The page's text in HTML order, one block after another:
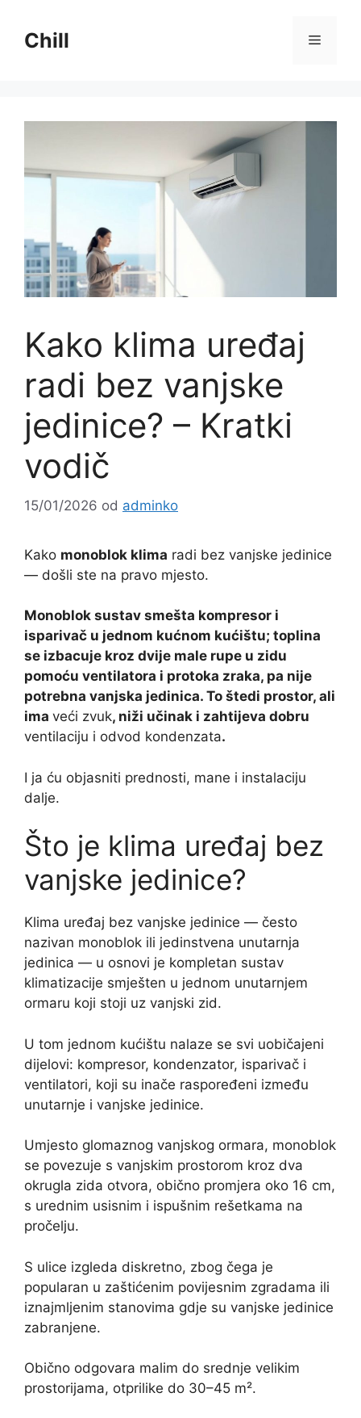
sadržajChill
Kako klima uređaj
radi bez vanjske
jedinice? – Kratki
vodič
15/01/2026 od adminko
Kako monoblok klima radi bez vanjske jedinice
— došli ste na pravo mjesto.
Monoblok sustav smešta kompresor i
isparivač u jednom kućnom kućištu; toplina
se izbacuje kroz dvije male rupe u zidu
pomoću ventilatora i protoka zraka, pa nije
potrebna vanjska jedinica. To štedi prostor, ali
ima veći zvuk, niži učinak i zahtijeva dobru
ventilaciju i odvod kondenzata.
I ja ću objasniti prednosti, mane i instalaciju
dalje.
Što je klima uređaj bez
vanjske jedinice?
Klima uređaj bez vanjske jedinice — često
nazivan monoblok ili jedinstvena unutarnja
jedinica — u osnovi je kompletan sustav
klimatizacije smješten u jednom unutarnjem
ormaru koji stoji uz vanjski zid.
U tom jednom kućištu nalaze se svi uobičajeni
dijelovi: kompresor, kondenzator, isparivač i
ventilatori, koji su inače raspoređeni između
unutarnje i vanjske jedinice.
Umjesto glomaznog vanjskog ormara, monoblok
se povezuje s vanjskim prostorom kroz dva
okrugla zida otvora, obično promjera oko 16 cm,
s urednim usisnim i ispušnim rešetkama na
pročelju.
S ulice izgleda diskretno, zbog čega je
popularan u zaštićenim povijesnim zgradama ili
iznajmljenim stanovima gdje su vanjske jedinice
zabranjene.
Obično odgovara malim do srednje velikim
prostorijama, otprilike do 30–45 m².